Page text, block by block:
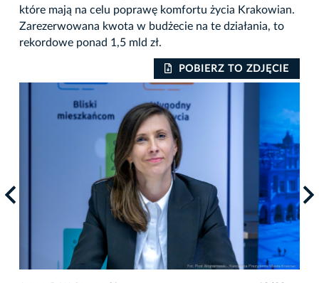
które mają na celu poprawę komfortu życia Krakowian.
Zarezerwowana kwota w budżecie na te działania, to
rekordowe ponad 1,5 mld zł.
POBIERZ TO ZDJĘCIE